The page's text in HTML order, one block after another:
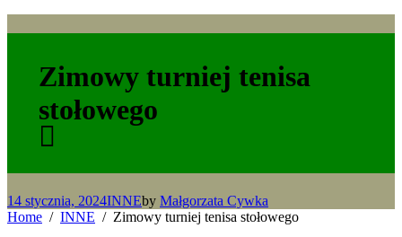
Zimowy turniej tenisa
stołowego
14 stycznia, 2024INNEby Małgorzata Cywka
Home
INNE Zimowy turniej tenisa stołowego